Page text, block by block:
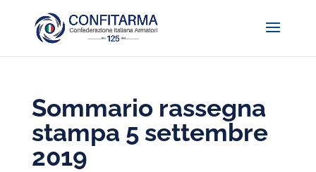
Sommario rassegna
stampa 5 settembre
2019